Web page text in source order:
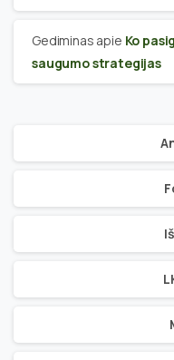
Gediminas apie Ko
saugumo strategijas